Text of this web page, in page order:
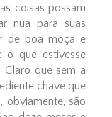
coisas possam
nua para suas
de boa moça e
o que estivesse
que sem a
chave que
obviamente, são